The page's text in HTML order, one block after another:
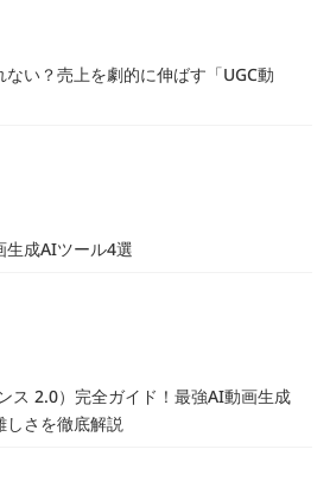
い？売上を劇的に伸ばす「UGC動
生成AIツール4選
ス 2.0）完全ガイド！最強AI動画生成
しさを徹底解説